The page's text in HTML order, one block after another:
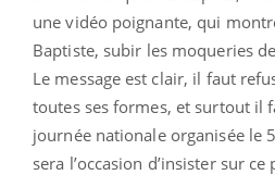
une vidéo poignante, qui
Baptiste, subir les moqueries
Le message est clair, il faut
toutes ses formes, et surtout il
journée nationale organisée le
sera l’occasion d’insister sur ce